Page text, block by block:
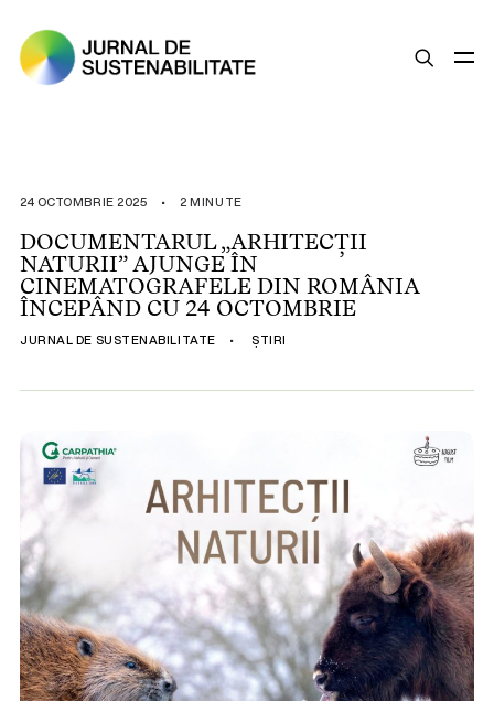
ȘTIRI
OPINII
ESG
LEGISLAȚIE
BUNE PRACTICI
24 OCTOMBRIE 2025 • 2 MINUTE
DOCUMENTARUL „ARHITECȚII
NATURII” AJUNGE ÎN
CINEMATOGRAFELE DIN ROMÂNIA
ÎNCEPÂND CU 24 OCTOMBRIE
JURNAL DE SUSTENABILITATE • ȘTIRI